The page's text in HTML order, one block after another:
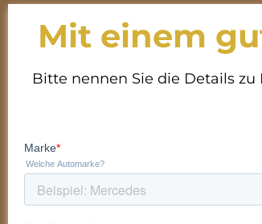
Mit einem
Bitte nennen Sie die Details